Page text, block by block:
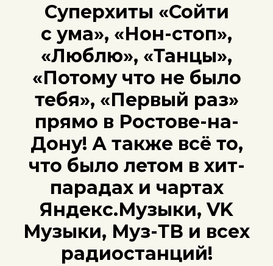
Суперхиты «Сойти
с ума», «Нон-стоп»,
«Люблю», «Танцы»,
«Потому что не было
тебя», «Первый раз»
прямо в Ростове-на-
Дону! А также всё то,
что было летом в хит-
парадах и чартах
Яндекс.Музыки, VK
Музыки, Муз-ТВ и всех
радиостанций!